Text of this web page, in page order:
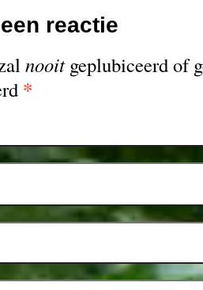
reactie
nooitgeplubiceerd of
*